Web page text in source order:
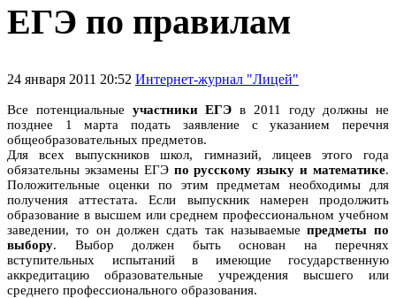
ЕГЭ по правилам
24 января 2011 20:52 Интернет-журнал "Лицей"
Все потенциальные участники ЕГЭ в 2011 году должны не
позднее 1 марта подать заявление с указанием перечня
общеобразовательных предметов.
Для всех выпускников школ, гимназий, лицеев этого года
обязательны экзамены ЕГЭ по русскому языку и математике.
Положительные оценки по этим предметам необходимы для
получения аттестата. Если выпускник намерен продолжить
образование в высшем или среднем профессиональном учебном
заведении, то он должен сдать так называемыепредметы по
выбору. Выбор должен быть основан на перечнях
вступительных испытаний в имеющие государственную
аккредитацию образовательные учреждения высшего или
среднего профессионального образования.